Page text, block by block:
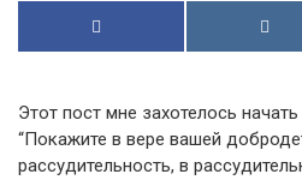
Этот пост мне захотелось
“Покажите в вере вашей
рассудительность, в